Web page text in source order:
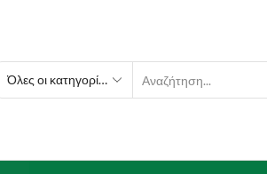
SEARCH